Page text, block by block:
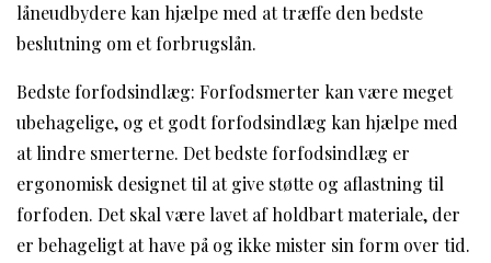
låneudbydere kan hjælpe med at træffe den bedste
beslutning om et forbrugslån.
Bedste forfodsindlæg: Forfodsmerter kan være meget
ubehagelige, og et godt forfodsindlæg kan hjælpe med
at lindre smerterne. Det bedste forfodsindlæg er
ergonomisk designet til at give støtte og aflastning til
forfoden. Det skal være lavet af holdbart materiale, der
er behageligt at have på og ikke mister sin form over tid.